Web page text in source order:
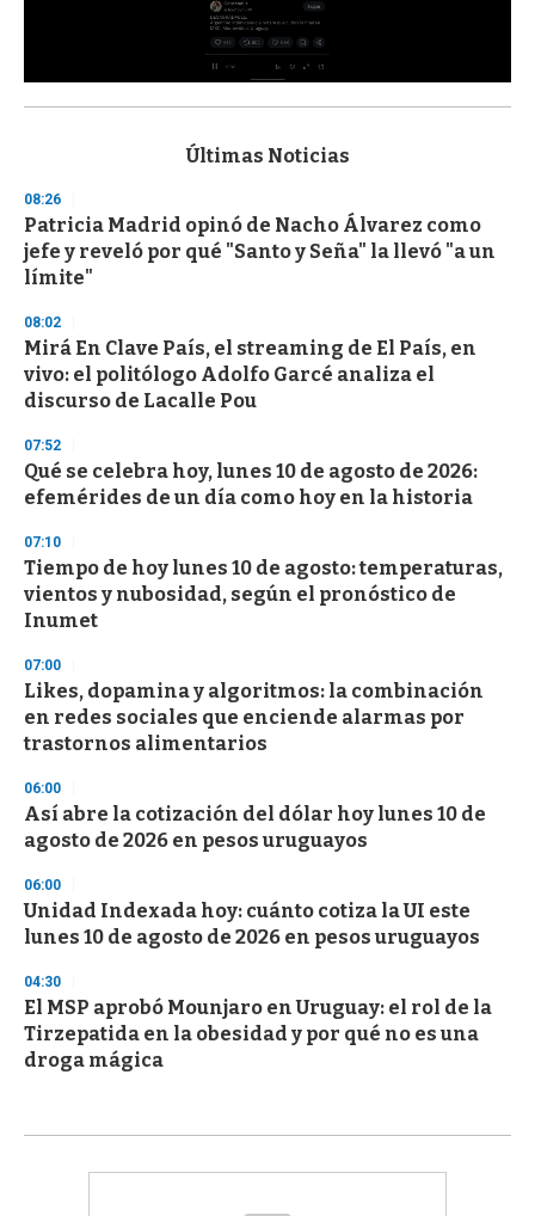
s
d
s
o
f
3
s
e
c
o
n
Últimas Noticias
08:26
Patricia Madrid opinó de Nacho Álvarez como
jefe y reveló por qué "Santo y Seña" la llevó "a un
límite"
08:02
Mirá En Clave País, el streaming de El País, en
vivo: el politólogo Adolfo Garcé analiza el
discurso de Lacalle Pou
07:52
Qué se celebra hoy, lunes 10 de agosto de 2026:
efemérides de un día como hoy en la historia
07:10
Tiempo de hoy lunes 10 de agosto: temperaturas,
vientos y nubosidad, según el pronóstico de
Inumet
07:00
Likes, dopamina y algoritmos: la combinación
en redes sociales que enciende alarmas por
trastornos alimentarios
06:00
Así abre la cotización del dólar hoy lunes 10 de
agosto de 2026 en pesos uruguayos
06:00
Unidad Indexada hoy: cuánto cotiza la UI este
lunes 10 de agosto de 2026 en pesos uruguayos
04:30
El MSP aprobó Mounjaro en Uruguay: el rol de la
Tirzepatida en la obesidad y por qué no es una
droga mágica